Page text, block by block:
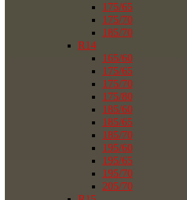
175/65
175/70
185/70
R14
165/60
175/65
175/70
175/80
185/60
185/65
185/70
195/60
195/65
195/70
205/70